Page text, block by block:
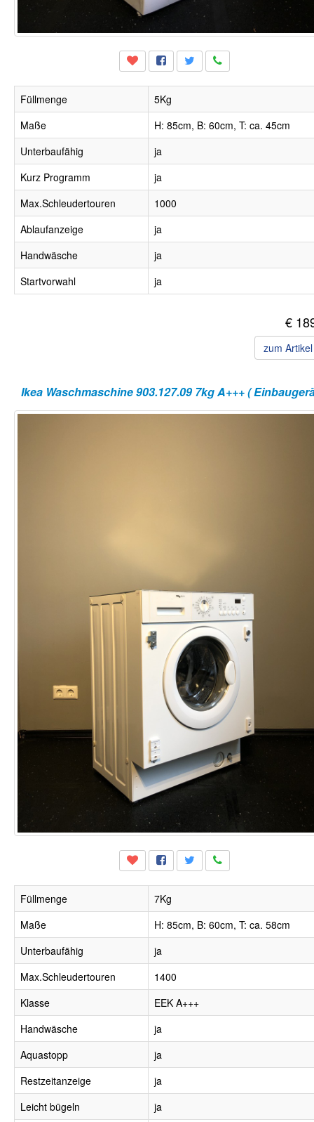
Füllmenge
5Kg
Maße
H: 85cm, B: 60cm, T: ca. 45cm
Unterbaufähig
ja
Kurz Programm
ja
Max.Schleudertouren
1000
Ablaufanzeige
ja
Handwäsche
ja
Startvorwahl
ja
€
zum
Ikea Waschmaschine 903.127.09 7kg A+++ (
Füllmenge
7Kg
Maße
H: 85cm, B: 60cm, T: ca. 58cm
Unterbaufähig
ja
Max.Schleudertouren
1400
Klasse
EEK A+++
Handwäsche
ja
Aquastopp
ja
Restzeitanzeige
ja
Leicht bügeln
ja